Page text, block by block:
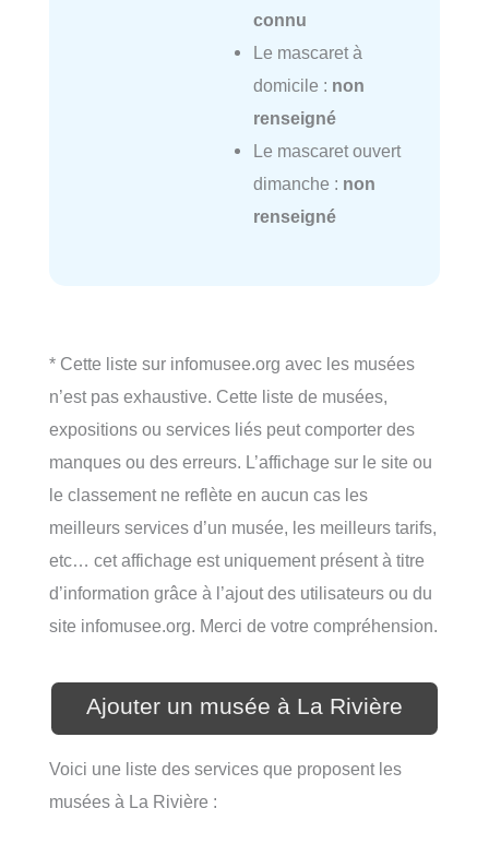
connu
Le mascaret à
domicile : non
renseigné
Le mascaret ouvert
dimanche : non
renseigné
* Cette liste sur infomusee.org avec les musées
n’est pas exhaustive. Cette liste de musées,
expositions ou services liés peut comporter des
manques ou des erreurs. L’affichage sur le site ou
le classement ne reflète en aucun cas les
meilleurs services d’un musée, les meilleurs tarifs,
etc… cet affichage est uniquement présent à titre
d’information grâce à l’ajout des utilisateurs ou du
site infomusee.org. Merci de votre compréhension.
Ajouter un musée à La Rivière
Voici une liste des services que proposent les
musées à La Rivière :